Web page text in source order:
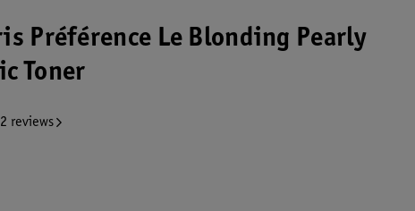
Préférence Le Blonding Pearly
Toner
reviews